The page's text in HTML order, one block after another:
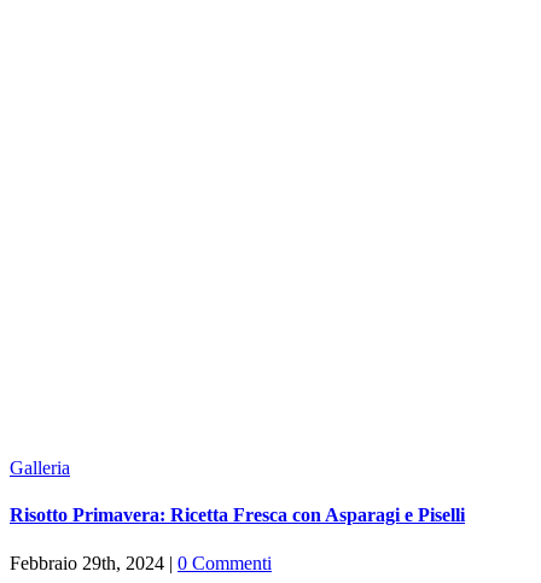
Galleria
Risotto Primavera: Ricetta Fresca con Asparagi e Piselli
Febbraio 29th, 2024 | 0 Commenti